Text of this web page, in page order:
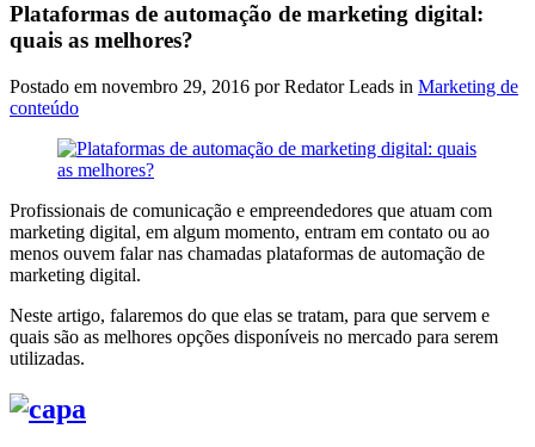
Plataformas de automação de marketing digital:
quais as melhores?
Postado em novembro 29, 2016 por Redator Leads in Marketing de
conteúdo
Profissionais de comunicação e empreendedores que atuam com
marketing digital, em algum momento, entram em contato ou ao
menos ouvem falar nas chamadas plataformas de automação de
marketing digital.
Neste artigo, falaremos do que elas se tratam, para que servem e
quais são as melhores opções disponíveis no mercado para serem
utilizadas.